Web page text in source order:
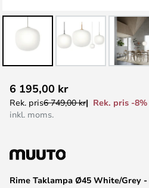
till
början
Rime Taklampa Ø45 White/Grey
6 195,00 kr
Rek. pris6 749,00 kr
Rek. pris -8%
inkl. moms.